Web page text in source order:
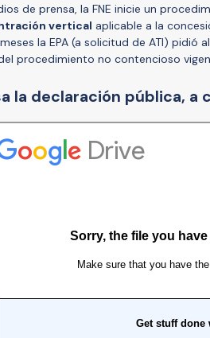
de prensa, la FNE inicie un
vertical aplicable a la
la EPA (a solicitud de ATI) pidió
procedimiento no contencioso
la declaración pública, a